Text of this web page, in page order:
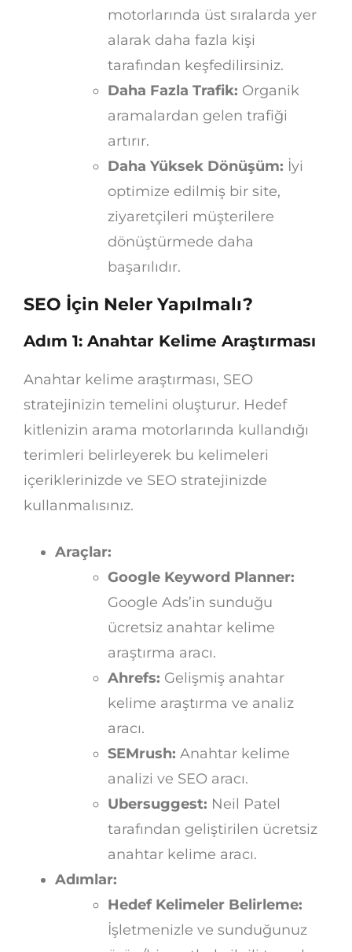
motorlarında üst sıralarda yer
alarak daha fazla kişi
tarafından keşfedilirsiniz.
Daha Fazla Trafik: Organik
aramalardan gelen trafiği
artırır.
Daha Yüksek Dönüşüm: İyi
optimize edilmiş bir site,
ziyaretçileri müşterilere
dönüştürmede daha
başarılıdır.
SEO İçin Neler Yapılmalı?
Adım 1: Anahtar Kelime Araştırması
Anahtar kelime araştırması, SEO
stratejinizin temelini oluşturur. Hedef
kitlenizin arama motorlarında kullandığı
terimleri belirleyerek bu kelimeleri
içeriklerinizde ve SEO stratejinizde
kullanmalısınız.
Araçlar:
Google Keyword Planner:
Google Ads’in sunduğu
ücretsiz anahtar kelime
araştırma aracı.
Ahrefs: Gelişmiş anahtar
kelime araştırma ve analiz
aracı.
SEMrush: Anahtar kelime
analizi ve SEO aracı.
Ubersuggest: Neil Patel
tarafından geliştirilen ücretsiz
anahtar kelime aracı.
Adımlar:
Hedef Kelimeler Belirleme:
İşletmenizle ve sunduğunuz